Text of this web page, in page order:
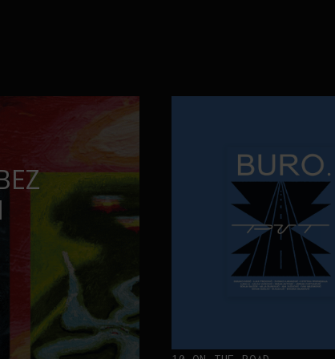
BAKTI
KAD SE
ZAČUJE
„ATLANTIS”
Kad se ispod Trga republike